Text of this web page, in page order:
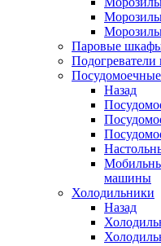
Паровые
Подогреватели
Назад
машины
Холодильники
Назад